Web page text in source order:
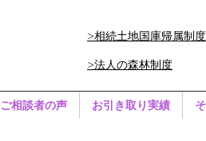
>相続土地国庫帰属制度
>法人の森林制度
ご相談者の声 お引き取り実績